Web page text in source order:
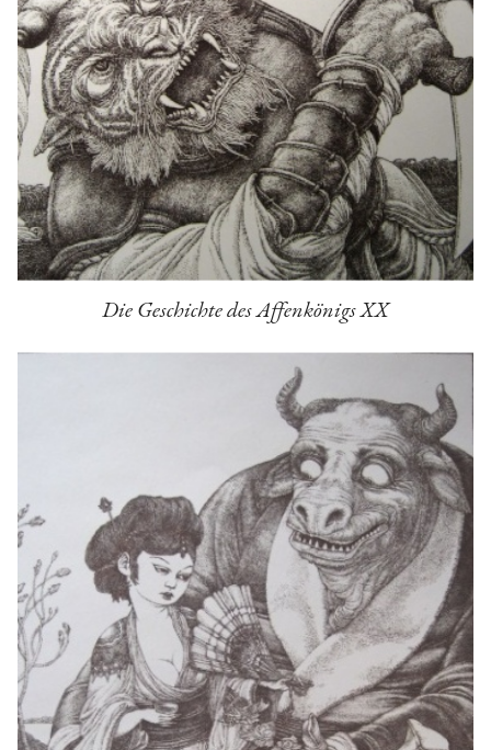
Die Geschichte des Affenkönigs XX